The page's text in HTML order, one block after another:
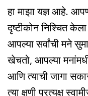
हा माझा यज्ञ आहे.
दृष्टीकोन निश्चित
आपल्या सर्वांची मने
खेचतो, आपल्या
आणि त्याची जागा
त्या क्षणी प्रत्यक्ष